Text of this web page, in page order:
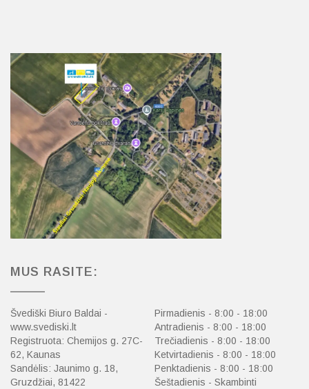
MUS RASITE:
Švediški Biuro Baldai -
www.svediski.lt
Registruota: Chemijos g. 27C-
62, Kaunas
Sandėlis: Jaunimo g. 18,
Gruzdžiai, 81422
Pirmadienis - 8:00 - 18:00
Antradienis - 8:00 - 18:00
Trečiadienis - 8:00 - 18:00
Ketvirtadienis - 8:00 - 18:00
Penktadienis - 8:00 - 18:00
Šeštadienis - Skambinti